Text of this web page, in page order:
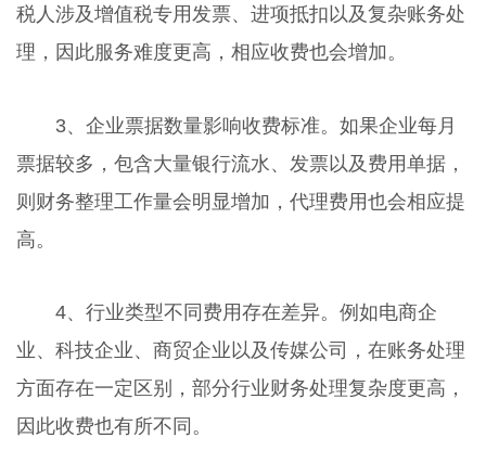
税人涉及增值税专用发票、进项抵扣以及复杂账务处
理，因此服务难度更高，相应收费也会增加。
3、企业票据数量影响收费标准。如果企业每月
票据较多，包含大量银行流水、发票以及费用单据，
则财务整理工作量会明显增加，代理费用也会相应提
高。
4、行业类型不同费用存在差异。例如电商企
业、科技企业、商贸企业以及传媒公司，在账务处理
方面存在一定区别，部分行业财务处理复杂度更高，
因此收费也有所不同。